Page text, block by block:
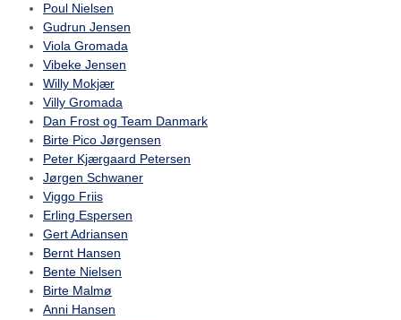
Poul Nielsen
Gudrun Jensen
Viola Gromada
Vibeke Jensen
Willy Mokjær
Villy Gromada
Dan Frost og Team Danmark
Birte Pico Jørgensen
Peter Kjærgaard Petersen
Jørgen Schwaner
Viggo Friis
Erling Espersen
Gert Adriansen
Bernt Hansen
Bente Nielsen
Birte Malmø
Anni Hansen